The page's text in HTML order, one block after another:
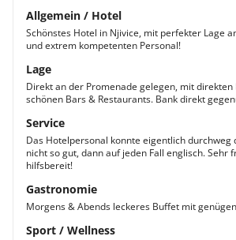
Allgemein / Hotel
Schönstes Hotel in Njivice, mit perfekter Lage
und extrem kompetenten Personal!
Lage
Direkt an der Promenade gelegen, mit
schönen Bars & Restaurants. Bank direkt
Service
Das Hotelpersonal konnte eigentlich durchweg
nicht so gut, dann auf jeden Fall englisch. Sehr
hilfsbereit!
Gastronomie
Morgens & Abends leckeres Buffet mit
Sport / Wellness